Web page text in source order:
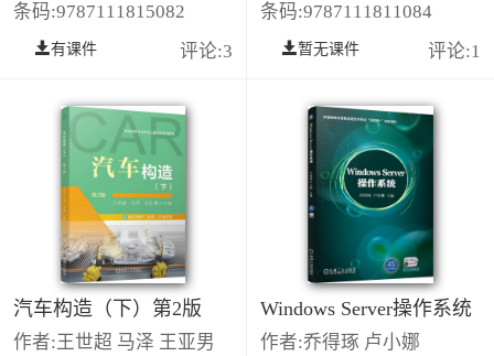
条码:9787111815082
有课件 评论:3
条码:9787111811084
暂无课件 评论:1
汽车构造（下）第2版
作者:王世超 马泽 王亚男
Windows Server操作系统
作者:乔得琢 卢小娜